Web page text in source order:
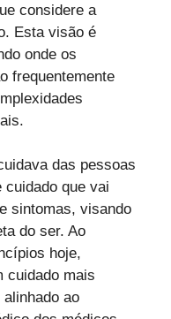
considere a
Esta visão é
onde os
frequentemente
das pessoas
cuidado que vai
sintomas, visando
do ser. Ao
hoje,
cuidado mais
ao